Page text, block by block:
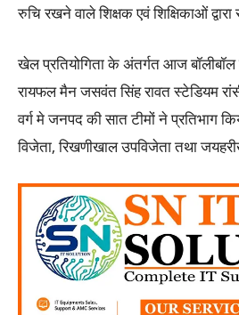
रुचि रखने वाले शिक्षक एवं शिक्षिकाओं
खेल प्रतियोगिता के अंतर्गत आज
रायफल मैन जसवंत सिंह रावत स्टेडियम
वर्ग मे जनपद की सात टीमों ने प्रतिभाग
विजेता, रिखणीखाल उपविजेता तथा